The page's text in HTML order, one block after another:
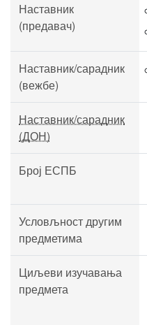
Наставник
(предавач)
Наставник/сарадник
(вежбе)
Наставник/сарадник
(ДОН)
Број ЕСПБ
Условљност другим
предметима
Циљеви изучавања
предмета